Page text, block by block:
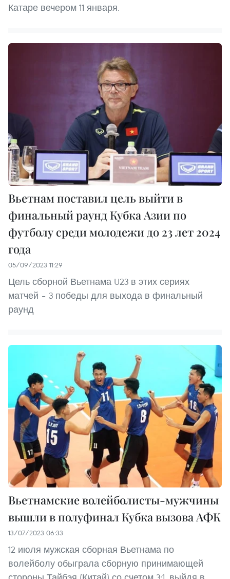
Катаре вечером 11 января.
Вьетнам поставил цель выйти в
финальный раунд Кубка Азии по
футболу среди молодежи до 23 лет 2024
года
05/09/2023 11:29
Цель сборной Вьетнама U23 в этих сериях
матчей – 3 победы для выхода в финальный
раунд
Вьетнамские волейболисты-мужчины
вышли в полуфинал Кубка вызова АФК
13/07/2023 06:33
12 июля мужская сборная Вьетнама по
волейболу обыграла сборную принимающей